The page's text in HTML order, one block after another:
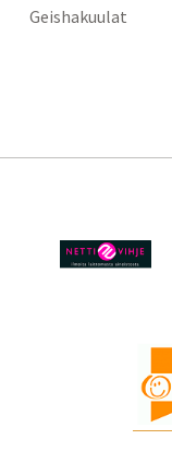
Geishakuulat